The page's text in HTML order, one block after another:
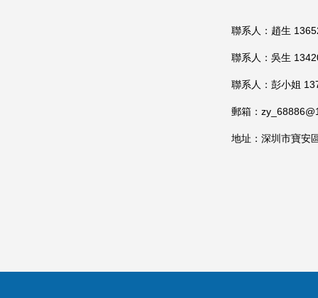
聯系人：趙生
聯系人：吳生
聯系人：彭小姐
郵箱：
地址：深圳市寶安